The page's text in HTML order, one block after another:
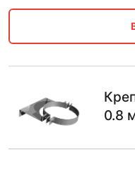
0.8